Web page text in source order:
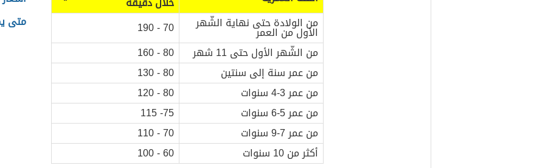
من الولادة حتى نهاية الشّهر
الأول من العمر
70 - 190
من الشّهر الأول حتى 11 شهر
80 - 160
من عمر سنة إلى سنتين
80 - 130
من عمر 3-4 سنوات
80 - 120
من عمر 5-6 سنوات
75- 115
من عمر 7-9 سنوات
70 - 110
أكثر من 10 سنوات
60 - 100
متى